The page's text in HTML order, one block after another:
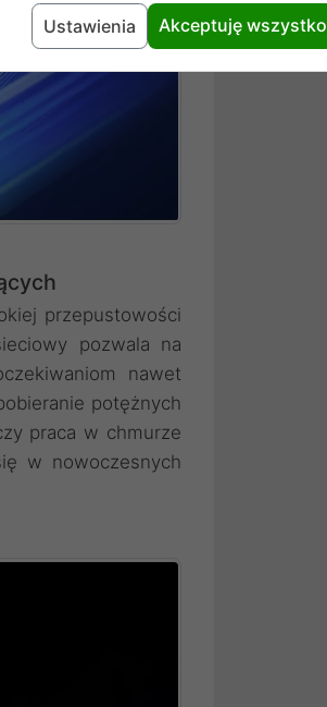
przepustowości
pozwala na
nawet
potężnych
praca w chmurze
w nowoczesnych
Ustawienia Akceptuję wszystko